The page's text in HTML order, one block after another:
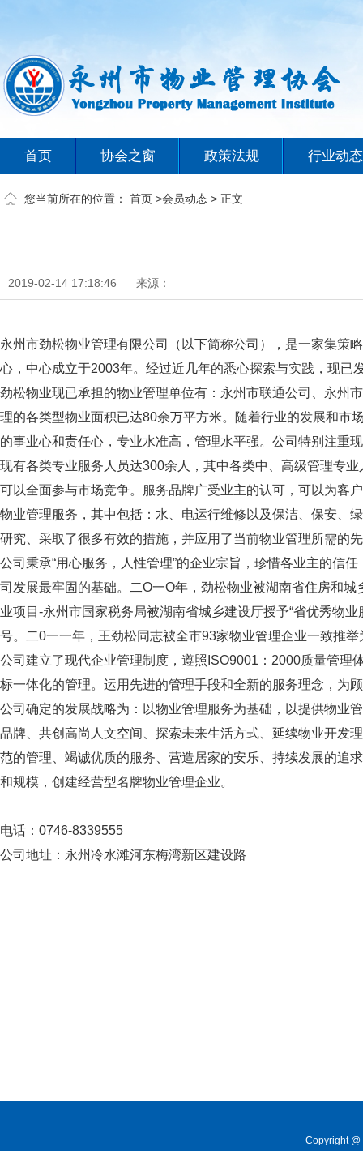
首页 协会之窗 政策法规 行业动态
您当前所在的位置： 首页 >会员动态 > 正文
2019-02-14 17:18:46 来源：
永州市劲松物业管理有限公司（以下简称公司），是一家集策
心，中心成立于2003年。经过近几年的悉心探索与实践，现
劲松物业现已承担的物业管理单位有：永州市联通公司、永州
理的各类型物业面积已达80余万平方米。随着行业的发展和市
的事业心和责任心，专业水准高，管理水平强。公司特别注重
现有各类专业服务人员达300余人，其中各类中、高级管理专
可以全面参与市场竞争。服务品牌广受业主的认可，可以为客
物业管理服务，其中包括：水、电运行维修以及保洁、保安、
研究、采取了很多有效的措施，并应用了当前物业管理所需的
公司秉承“用心服务，人性管理”的企业宗旨，珍惜各业主的信
司发展最牢固的基础。二O一O年，劲松物业被湖南省住房和城
业项目-永州市国家税务局被湖南省城乡建设厅授予“省优秀物
号。二0一一年，王劲松同志被全市93家物业管理企业一致推
公司建立了现代企业管理制度，遵照ISO9001：2000质量管
标一体化的管理。运用先进的管理手段和全新的服务理念，为
公司确定的发展战略为：以物业管理服务为基础，以提供物业
品牌、共创高尚人文空间、探索未来生活方式、延续物业开发
范的管理、竭诚优质的服务、营造居家的安乐、持续发展的追
和规模，创建经营型名牌物业管理企业。
电话：0746-8339555
公司地址：永州冷水滩河东梅湾新区建设路
Copyright